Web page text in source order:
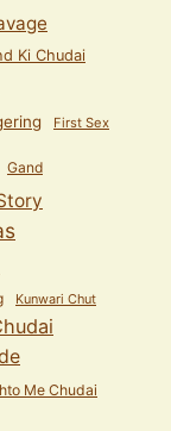
Ki Chudai
First Sex
Gand
Kunwari Chut
Me Chudai